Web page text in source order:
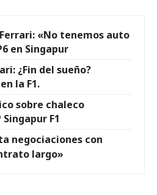
«No tenemos auto
en Singapur
¿Fin del sueño?
la F1.
sobre chaleco
F1
negociaciones con
largo»